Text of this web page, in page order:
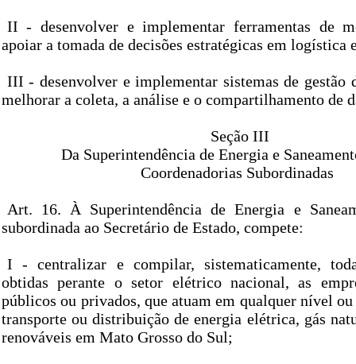
II - desenvolver e implementar ferramentas de
apoiar a tomada de decisões estratégicas em logística
III - desenvolver e implementar sistemas de gestão
melhorar a coleta, a análise e o compartilhamento de
Seção III
Da Superintendência de Energia e
Coordenadorias Subordinadas
Art. 16. À Superintendência de Energia e
subordinada ao Secretário de Estado, compete:
I - centralizar e compilar, sistematicamente,
obtidas perante o setor elétrico nacional, as
públicos ou privados, que atuam em qualquer nível ou
transporte ou distribuição de energia elétrica, gás
renováveis em Mato Grosso do Sul;